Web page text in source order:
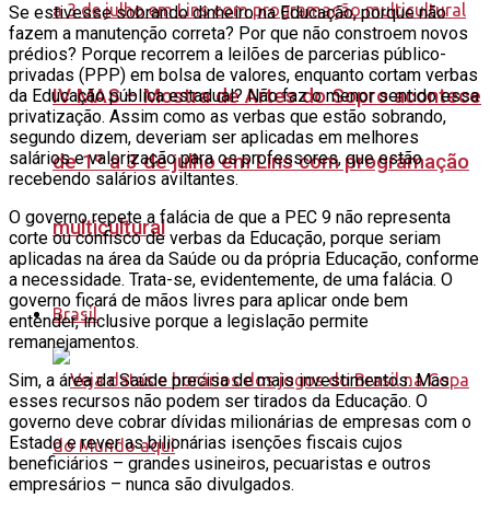
IV MAS – Mostra de Artes do Sopro acontece
de 1º a 3 de julho em Lins com programação
multicultural
Brasil
Se estivesse sobrando dinheiro na Educação, porque não
fazem a manutenção correta? Por que não constroem novos
prédios? Porque recorrem a leilões de parcerias público-
privadas (PPP) em bolsa de valores, enquanto cortam verbas
da Educação pública estadual? Não faz o menor sentido essa
privatização. Assim como as verbas que estão sobrando,
segundo dizem, deveriam ser aplicadas em melhores
salários e valorização para os professores, que estão
recebendo salários aviltantes.
O governo repete a falácia de que a PEC 9 não representa
corte ou confisco de verbas da Educação, porque seriam
aplicadas na área da Saúde ou da própria Educação, conforme
a necessidade. Trata-se, evidentemente, de uma falácia. O
governo ficará de mãos livres para aplicar onde bem
entender, inclusive porque a legislação permite
remanejamentos.
Sim, a área da Saúde precisa de mais investimentos. Mas
esses recursos não podem ser tirados da Educação. O
governo deve cobrar dívidas milionárias de empresas com o
Estado e rever as bilionárias isenções fiscais cujos
beneficiários – grandes usineiros, pecuaristas e outros
empresários – nunca são divulgados.